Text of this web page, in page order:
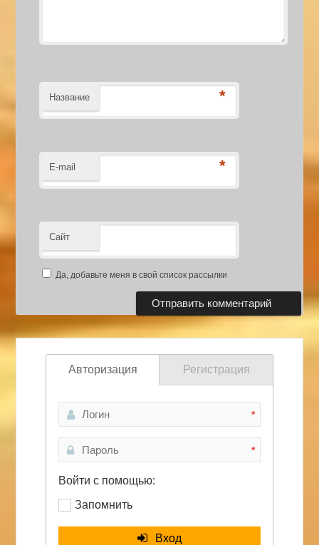
Название *
E-mail *
Сайт
Да, добавьте меня в свой список рассылки
Авторизация Регистрация
*
*
Войти с помощью:
Запомнить
Вход